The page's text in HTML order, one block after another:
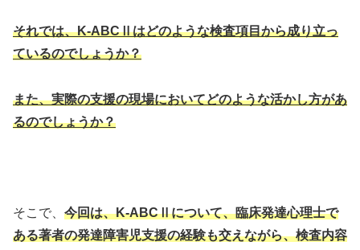
それでは、K-ABCⅡはどのような検査項目から成り立っ
ているのでしょうか？
また、実際の支援の現場においてどのような活かし方があ
るのでしょうか？
そこで、 今回は、K-ABCⅡについて、臨床発達心理士で
ある著者の発達障害児支援の経験も交えながら、検査内容